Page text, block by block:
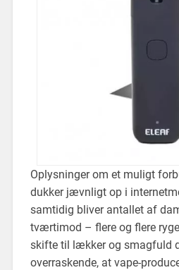
Oplysninger om et muligt
dukker jævnligt op i
samtidig bliver antallet af
tværtimod – flere og flere
skifte til lækker og smagfuld
overraskende, at vape-